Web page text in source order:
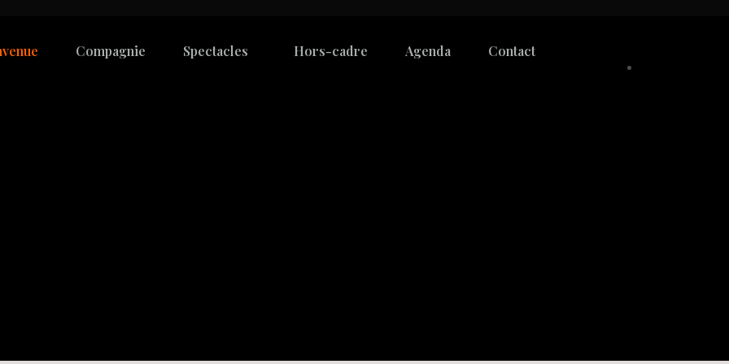
Compagnie Spectacles Hors-cadre Agenda Contact